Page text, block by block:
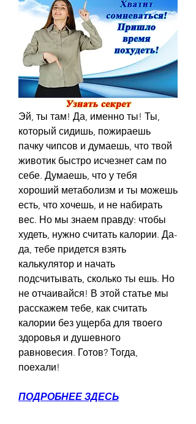
Эй, ты там! Да, именно ты! Ты,
который сидишь, пожираешь
пачку чипсов и думаешь, что твой
животик быстро исчезнет сам по
себе. Думаешь, что у тебя
хороший метаболизм и ты можешь
есть, что хочешь, и не набирать
вес. Но мы знаем правду: чтобы
худеть, нужно считать калории. Да-
да, тебе придется взять
калькулятор и начать
подсчитывать, сколько ты ешь. Но
не отчаивайся! В этой статье мы
расскажем тебе, как считать
калории без ущерба для твоего
здоровья и душевного
равновесия. Готов? Тогда,
поехали!
ПОДРОБНЕЕ ЗДЕСЬ